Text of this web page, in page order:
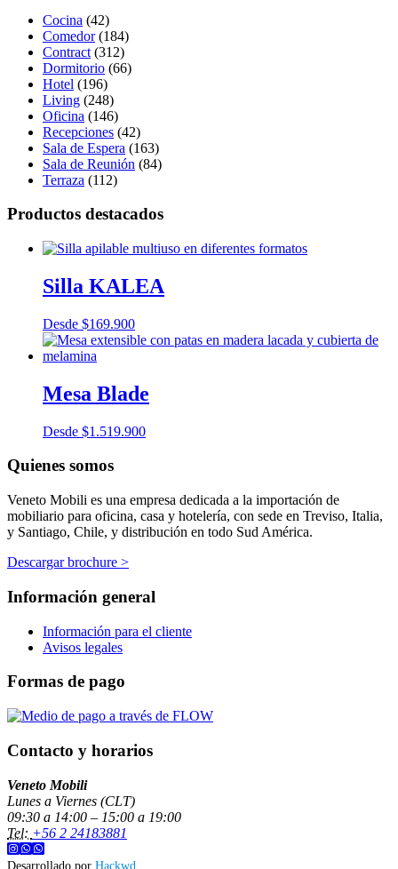
Cocina (42)
Comedor(184)
Contract (312)
Dormitorio (66)
Hotel (196)
Living (248)
Oficina (146)
Recepciones (42)
Sala de Espera (163)
Sala de Reunión (84)
Terraza (112)
Productos destacados
Silla KALEA
Desde $169.900
Mesa Blade
Desde $1.519.900
Quienes somos
Veneto Mobili es una empresa dedicada a la importación de
mobiliario para oficina, casa y hotelería, con sede en Treviso, Italia,
y Santiago, Chile, y distribución en todo Sud América.
Descargar brochure >
Información general
Información para el cliente
Avisos legales
Formas de pago
Contacto y horarios
Veneto Mobili
Lunes a Viernes (CLT)
09:30 a 14:00 – 15:00 a 19:00
Tel: +56 2 24183881
Desarrollado por Hackwd